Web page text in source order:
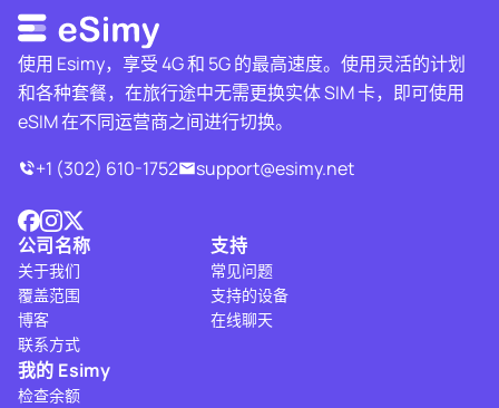
使用 Esimy，享受 4G 和 5G 的最高速度。使用灵活的计划
和各种套餐，在旅行途中无需更换实体 SIM 卡，即可使用
eSIM 在不同运营商之间进行切换。
+1 (302) 610-1752
support@esimy.net
公司名称
关于我们
覆盖范围
博客
联系方式
支持
常见问题
支持的设备
在线聊天
我的 Esimy
检查余额